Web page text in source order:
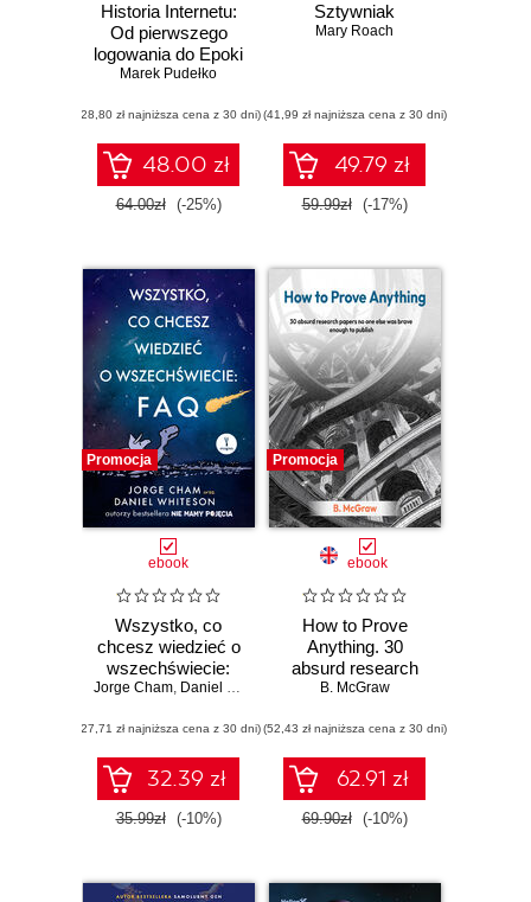
Historia Internetu:
Od pierwszego
logowania do Epoki
AI
Marek Pudełko
(28,80 zł najniższa cena z 30 dni)
48.00 zł
64.00zł (-25%)
Sztywniak
Mary Roach
(41,99 zł najniższa cena z 30 dni)
49.79 zł
59.99zł (-17%)
Promocja
ebook
Wszystko, co
chcesz wiedzieć o
wszechświecie:
FAQ
Jorge Cham, Daniel Whiteson
(27,71 zł najniższa cena z 30 dni)
32.39 zł
35.99zł (-10%)
Promocja
ebook
How to Prove
Anything. 30
absurd research
papers no one else
to publish
B. McGraw
(52,43 zł najniższa cena z 30 dni)
62.91 zł
69.90zł (-10%)